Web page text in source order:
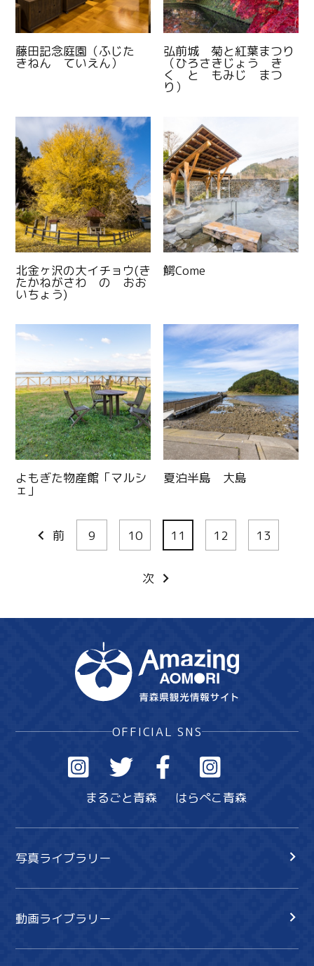
藤田記念庭園（ふじた
きねん ていえん）
弘前城 菊と紅葉まつり
（ひろさきじょう き
く と もみじ まつ
り）
北金ヶ沢の大イチョウ(き
たかねがさわ の おお
いちょう)
鰐Come
よもぎた物産館「マルシ
ェ」
夏泊半島 大島
前 9 10 11 12 13
次
OFFICIAL SNS
まるごと青森 はらぺこ青森
写真ライブラリー
動画ライブラリー